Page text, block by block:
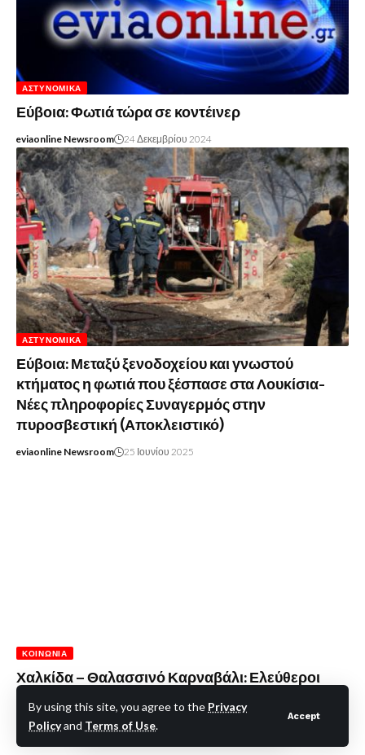
By using this site, you agree to the Privacy
Policyand Terms of Use.
Accept
ΑΣΤΥΝΟΜΙΚΆ
Εύβοια: Φωτιά τώρα σε κοντέινερ
eviaonline Newsroom 24 Δεκεμβρίου 2024
ΑΣΤΥΝΟΜΙΚΆ
Εύβοια: Μεταξύ ξενοδοχείου και γνωστού
κτήματος η φωτιά που ξέσπασε στα Λουκίσια-
Νέες πληροφορίες Συναγερμός στην
πυροσβεστική (Αποκλειστικό)
eviaonline Newsroom 25 Ιουνίου 2025
ΚΟΙΝΩΝΊΑ
Χαλκίδα – Θαλασσινό Καρναβάλι: Ελεύθεροι
eviaonline Newsroom 2 Μαρτίου 2025